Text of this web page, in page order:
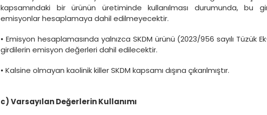
kapsamındaki bir ürünün üretiminde kullanılması durumunda, bu
emisyonlar hesaplamaya dahil edilmeyecektir.
• Emisyon hesaplamasında yalnızca SKDM ürünü (2023/956 sayılı Tüzük
girdilerin emisyon değerleri dahil edilecektir.
• Kalsine olmayan kaolinik killer SKDM kapsamı dışına çıkarılmıştır.
c) Varsayılan Değerlerin Kullanımı